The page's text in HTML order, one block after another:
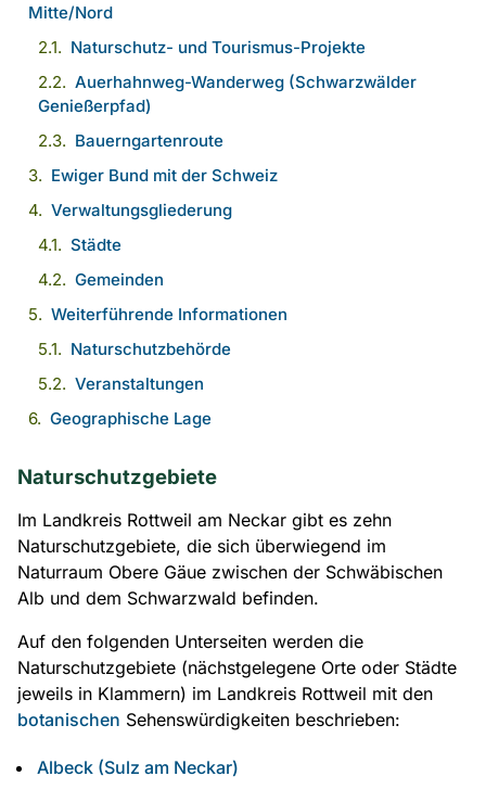
Mitte/Nord
Naturschutz- und Tourismus-Projekte
Auerhahnweg-Wanderweg (Schwarzwälder
Genießerpfad)
Bauerngartenroute
Ewiger Bund mit der Schweiz
Verwaltungsgliederung
Städte
Gemeinden
Weiterführende Informationen
Naturschutzbehörde
Veranstaltungen
Geographische Lage
Naturschutzgebiete
Im Landkreis Rottweil am Neckar gibt es zehn
Naturschutzgebiete, die sich überwiegend im
Naturraum Obere Gäue zwischen der Schwäbischen
Alb und dem Schwarzwald befinden.
Auf den folgenden Unterseiten werden die
Naturschutzgebiete (nächstgelegene Orte oder Städte
jeweils in Klammern) im Landkreis Rottweil mit den
botanischen Sehenswürdigkeiten beschrieben:
Albeck (Sulz am Neckar)